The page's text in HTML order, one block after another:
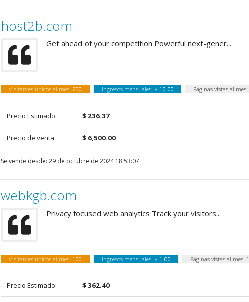
host2b.com
Get ahead of your competition Powerful next-gener...
Visitantes únicos al mes: 250 Ingresos mensuales: $ 10.00 Páginas vistas al mes:
Precio Estimado: $ 236.37
Precio de venta: $ 6,500.00
Se vende desde: 29 de octubre de 2024 18:53:07
webkgb.com
Privacy focused web analytics Track your visitors...
Visitantes únicos al mes: 100 Ingresos mensuales: $ 1.00 Páginas vistas al mes:
Precio Estimado: $ 362.40